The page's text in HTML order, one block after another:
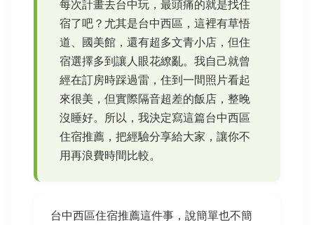
每次計畫去台中玩，最頭痛的就是找住
宿了吧？尤其是台中西區，這裡有草悟
道、國美館，還有超多文青小店，但住
宿選擇多到讓人眼花繚亂。我自己就曾
經在訂房時踩過雷，住到一間照片看起
來很美，但實際隔音超差的飯店，整晚
沒睡好。所以，我決定寫這篇台中西區
住宿推薦，把經驗分享給大家，讓你不
用再浪費時間比較。
台中西區住宿推薦這件事，說簡單也不簡